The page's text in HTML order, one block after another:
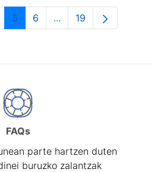
Pages Use TAB to
Orrialdea
5 Orrialdea
6 ...Intermediate Pages
Orrialdea
19
FAQs
parte hartzen duten
buruzko zalantzak